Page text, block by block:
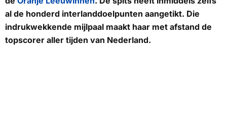
al de honderd interlanddoelpunten aangetikt. Die
indrukwekkende mijlpaal maakt haar met afstand de
topscorer aller tijden van Nederland.